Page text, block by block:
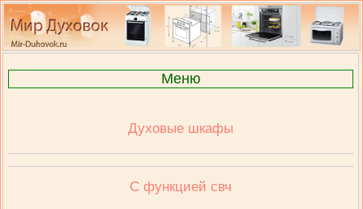
Меню
Духовые шкафы
С функцией свч